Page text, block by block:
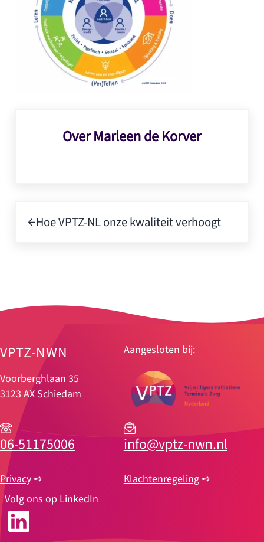
OverMarleen de Korver
Hoe VPTZ-NL onze kwaliteit verhoogt
VPTZ-NWN
Voorberghlaan 35
3123 AX Schiedam
Aangesloten bij:
06-51175006
Privacy ➺
info@vptz-nwn.nl
Klachtenregeling➺
Volg ons op LinkedIn
LinkedIn